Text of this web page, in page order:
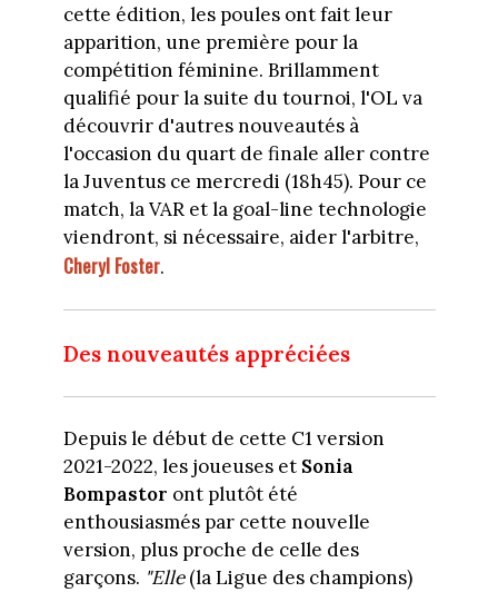
cette édition, les poules ont fait leur
apparition, une première pour la
compétition féminine. Brillamment
qualifié pour la suite du tournoi, l'OL va
découvrir d'autres nouveautés à
l'occasion du quart de finale aller contre
la Juventus ce mercredi (18h45). Pour ce
match, la VAR et la goal-line technologie
viendront, si nécessaire, aider l'arbitre,
Cheryl Foster.
Des nouveautés appréciées
Depuis le début de cette C1 version
2021-2022, les joueuses et Sonia
Bompastor ont plutôt été
enthousiasmés par cette nouvelle
version, plus proche de celle des
garçons. "Elle(la Ligue des champions)